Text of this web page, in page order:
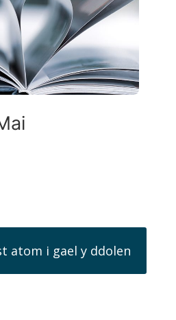
atom i gael y ddolen